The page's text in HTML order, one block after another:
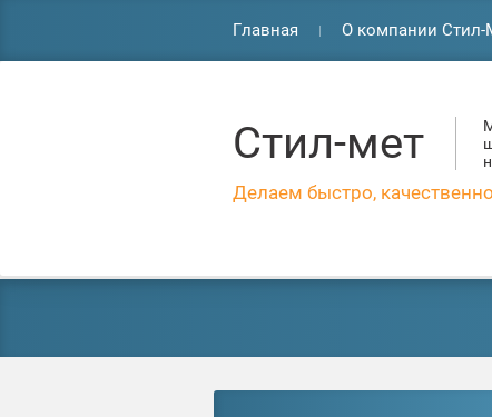
Главная О компании Стил-
Стил-мет
Делаем быстро,